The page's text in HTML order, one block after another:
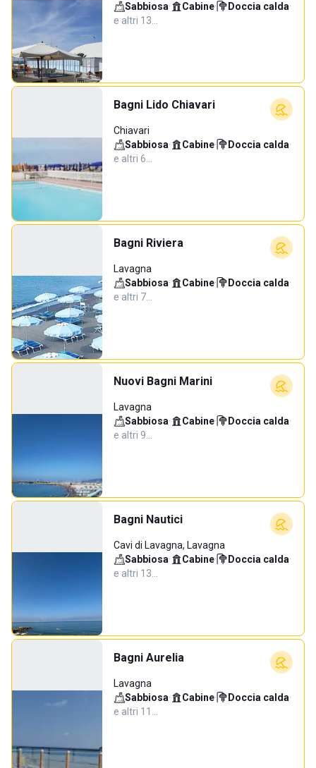
Sabbiosa· Cabine· Doccia calda·
e altri 13…
Bagni Lido Chiavari
Chiavari
Sabbiosa· Cabine· Doccia calda·
e altri 6…
Bagni Riviera
Lavagna
Sabbiosa· Cabine· Doccia calda·
e altri 7…
Nuovi Bagni Marini
Lavagna
Sabbiosa· Cabine· Doccia calda·
e altri 9…
Bagni Nautici
Cavi di Lavagna, Lavagna
Sabbiosa· Cabine· Doccia calda·
e altri 13…
Bagni Aurelia
Lavagna
Sabbiosa· Cabine· Doccia calda·
e altri 11…